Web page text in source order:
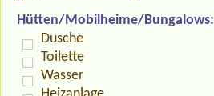
Hütten/Mobilheime/Bungalows:
Dusche
Toilette
Wasser